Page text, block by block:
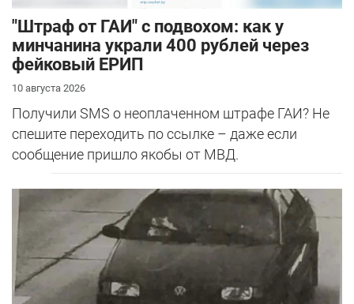
"Штраф от ГАИ" с подвохом: как у
минчанина украли 400 рублей через
фейковый ЕРИП
10 августа 2026
Получили SMS о неоплаченном штрафе ГАИ? Не
спешите переходить по ссылке – даже если
сообщение пришло якобы от МВД.